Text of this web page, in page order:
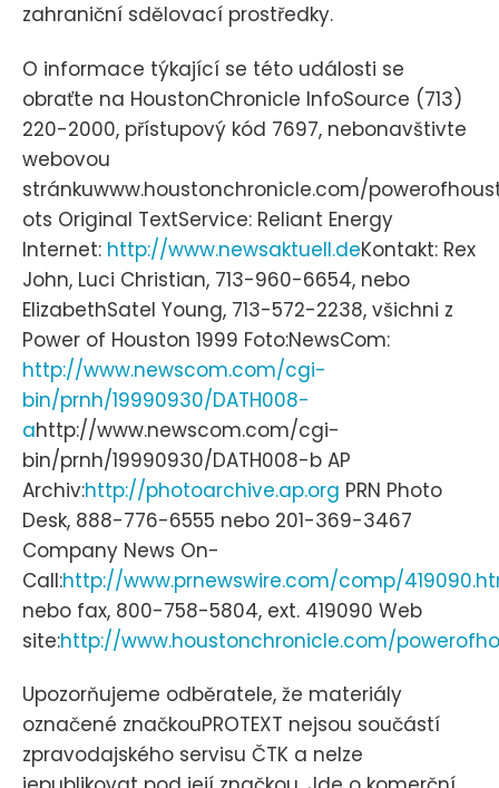
zahraniční sdělovací prostředky.
O informace týkající se této události se
obraťte na HoustonChronicle InfoSource (713)
220-2000, přístupový kód 7697, nebonavštivte
webovou
stránkuwww.houstonchronicle.com/
ots Original TextService: Reliant Energy
Internet: http://www.newsaktuell.deKontakt: Rex
John, Luci Christian, 713-960-6654, nebo
ElizabethSatel Young, 713-572-2238, všichni z
Power of Houston 1999 Foto:NewsCom:
http://www.newscom.com/cgi-
bin/prnh/19990930/DATH008-
ahttp://www.newscom.com/cgi-
bin/prnh/19990930/DATH008-b AP
Archiv:http://photoarchive.ap.org PRN Photo
Desk, 888-776-6555 nebo 201-369-3467
Company News On-
Call:http://www.prnewswire.com/comp/
nebo fax, 800-758-5804, ext. 419090 Web
site:http://www.houstonchronicle.com/
Upozorňujeme odběratele, že materiály
označené značkouPROTEXT nejsou součástí
zpravodajského servisu ČTK a nelze